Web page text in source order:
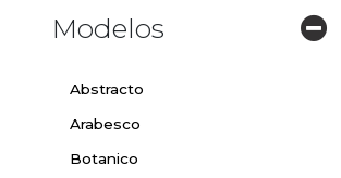
Modelos
Abstracto
Arabesco
Botanico